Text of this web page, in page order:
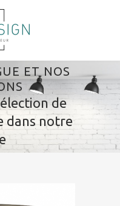
ET NOS
de
dans notre